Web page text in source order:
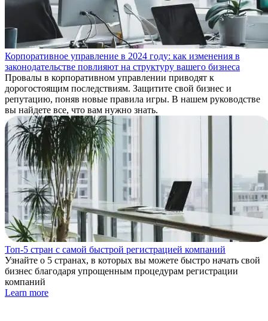
Корпоративное управление в 2024 году: как изменения в
законодательстве повлияют на структуру вашего бизнеса
Провалы в корпоративном управлении приводят к
дорогостоящим последствиям. Защитите свой бизнес и
репутацию, поняв новые правила игры. В нашем руководстве
вы найдете все, что вам нужно знать.
Топ-5 стран с самой быстрой регистрацией компаний
Узнайте о 5 странах, в которых вы можете быстро начать свой
бизнес благодаря упрощенным процедурам регистрации
компаний
Learn more